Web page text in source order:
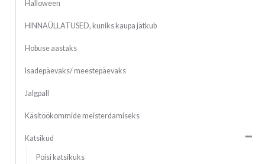
Halloween
HINNAÜLLATUSED, kuniks kaupa jätkub
Hobuse aastaks
Isadepäevaks/ meestepäevaks
Jalgpall
Käsitöökommide meisterdamiseks
Katsikud
Poisi katsikuks